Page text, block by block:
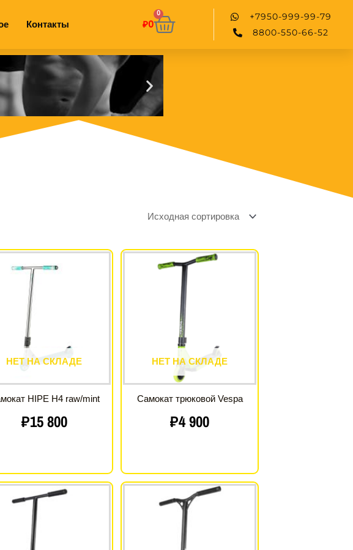
Контакты ₽0
0
Корзина
+7950-999-99-79
8800-550-66-52
НЕТ НА СКЛАДЕ
HIPE H4 raw/mint
₽15 800
НЕТ НА СКЛАДЕ
Самокат трюковой Vespa
₽4 900